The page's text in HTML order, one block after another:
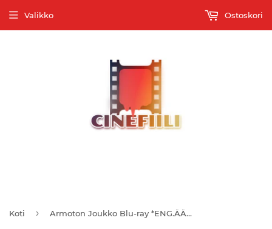
Valikko Ostoskori
Koti › Armoton Joukko Blu-ray *ENG.ÄÄNI* (1976, Telly Savalas, Christopher Lee)